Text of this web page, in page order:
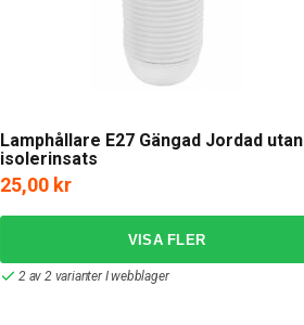
Lamphållare E27 Gängad Jordad utan
isolerinsats
25,00 kr
2 av 2 varianter I webblager